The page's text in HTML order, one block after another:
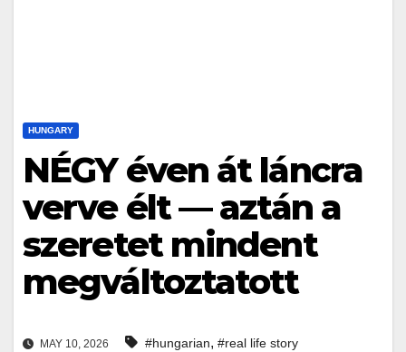
HUNGARY
NÉGY éven át láncra
verve élt — aztán a
szeretet mindent
megváltoztatott
MAY 10, 2026 #hungarian, #real life story